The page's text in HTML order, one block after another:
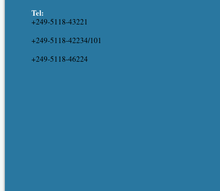
Tel:
+249-5118-43221
+249-5118-42234/101
+249-5118-46224